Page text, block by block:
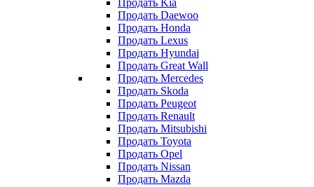
Продать Kia
Продать Daewoo
Продать Honda
Продать Lexus
Продать Hyundai
Продать Great Wall
Продать Mercedes
Продать Skoda
Продать Peugeot
Продать Renault
Продать Mitsubishi
Продать Toyota
Продать Opel
Продать Nissan
Продать Mazda